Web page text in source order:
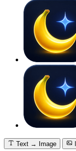
Text → Image